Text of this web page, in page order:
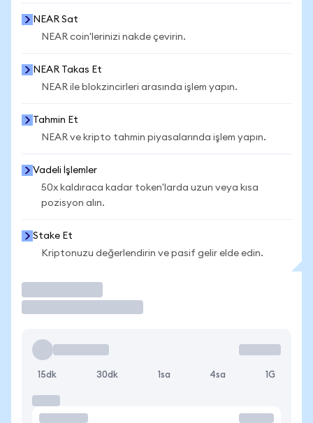
NEAR Sat
NEAR coin'lerinizi nakde çevirin.
NEAR Takas Et
NEAR ile blokzincirleri arasında işlem yapın.
Tahmin Et
NEAR ve kripto tahmin piyasalarında işlem yapın.
Vadeli İşlemler
50x kaldıraca kadar token'larda uzun veya kısa
pozisyon alın.
Stake Et
Kriptonuzu değerlendirin ve pasif gelir elde edin.
15dk 30dk 1sa 4sa 1G